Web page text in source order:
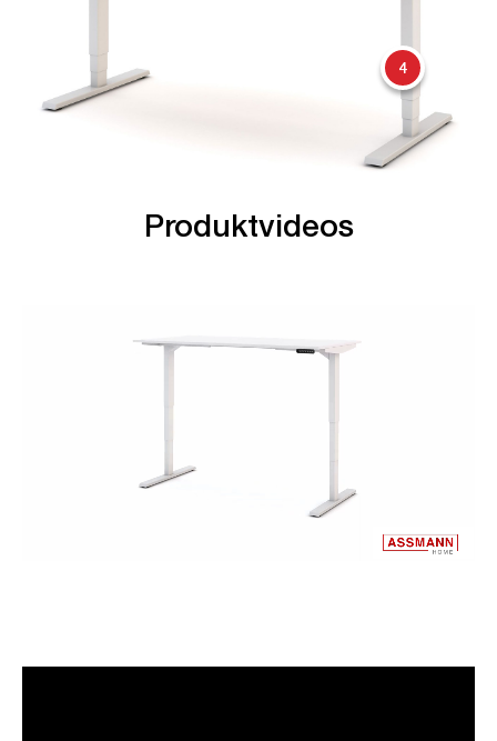
4
Produktvideos